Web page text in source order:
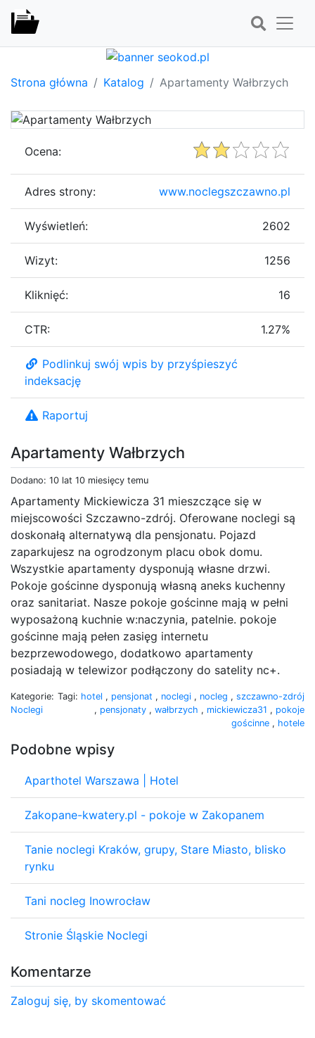
Strona główna Katalog Apartamenty Wałbrzych
Apartamenty Wałbrzych
Dodano: 10 lat 10 miesięcy temu
Apartamenty Mickiewicza 31 mieszczące się w
miejscowości Szczawno-zdrój. Oferowane noclegi są
doskonałą alternatywą dla pensjonatu. Pojazd
zaparkujesz na ogrodzonym placu obok domu.
Wszystkie apartamenty dysponują własne drzwi.
Pokoje gościnne dysponują własną aneks kuchenny
oraz sanitariat. Nasze pokoje gościnne mają w pełni
wyposażoną kuchnie w:naczynia, patelnie. pokoje
gościnne mają pełen zasięg internetu
bezprzewodowego, dodatkowo apartamenty
posiadają w telewizor podłączony do satelity nc+.
Kategorie:
Noclegi
Tagi: hotel , pensjonat , noclegi , nocleg , szczawno-zdrój
, pensjonaty , wałbrzych , mickiewicza31 , pokoje
gościnne , hotele
Podobne wpisy
Aparthotel Warszawa | Hotel
Zakopane-kwatery.pl - pokoje w Zakopanem
Tanie noclegi Kraków, grupy, Stare Miasto, blisko
rynku
Tani nocleg Inowrocław
Stronie Śląskie Noclegi
Komentarze
Zaloguj się, by skomentować
Ocena:
Adres strony: www.noclegszczawno.pl
Wyświetleń: 2602
Wizyt: 1256
Kliknięć: 16
CTR: 1.27%
Podlinkuj swój wpis by przyśpieszyć
indeksację
Raportuj